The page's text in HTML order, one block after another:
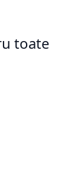
toate